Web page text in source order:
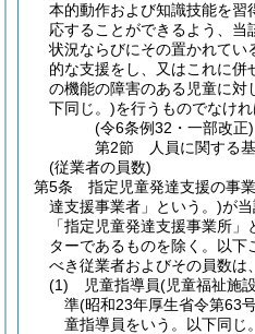
本的動作および知識技能を習
応することができるよう、
状況ならびにその置かれてい
的な支援をし、又はこれに併
の機能の障害のある児童に対
下同じ。)を行うものでなけれ
(令6条例32・一部改正)
第2節
人員に関する
(従業者の員数)
第5条
指定児童発達支援の事
達支援事業者」という。)が
「指定児童発達支援事業所」
ターであるものを除く。以下
べき従業者およびその員数は
(1)
児童指導員(児童福祉施
準(昭和23年厚生省令第63
童指導員をいう。以下同じ